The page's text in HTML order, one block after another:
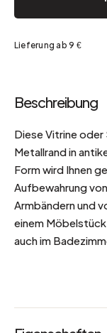
Lieferung ab 9 €
Beschreibung
Diese Vitrine oder
Metallrand in
Form wird Ihnen
Aufbewahrung
Armbändern und
einem
auch im